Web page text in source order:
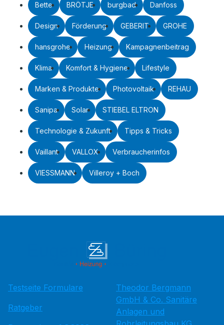
Bette BRÖTJE burgbad Danfoss
Design Förderung GEBERIT GROHE
hansgrohe Heizung Kampagnenbeitrag
Klima Komfort & Hygiene Lifestyle
Marken & Produkte Photovoltaik REHAU
Sanipa Solar STIEBEL ELTRON
Technologie & Zukunft Tipps & Tricks
Vaillant VALLOX Verbraucherinfos
VIESSMANN Villeroy + Boch
Testseite Formulare
Ratgeber
Theodor Bergmann
GmbH & Co. Sanitäre
Anlagen und